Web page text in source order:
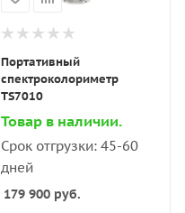
Портативный
спектроколориметр
TS7010
Товар в наличии.
Срок отгрузки: 45-60
дней
179 900руб.